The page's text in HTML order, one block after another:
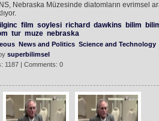
Nebraska Müzesinde diatomların evrimsel
ilginc film soylesi richard dawkins bilim
tur muze nebraska
News and Politics Science and Technology
superbilimsel
1187 | Comments: 0